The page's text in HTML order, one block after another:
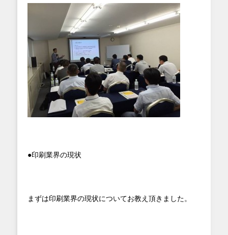
●印刷業界の現状
まずは印刷業界の現状についてお教え頂きました。